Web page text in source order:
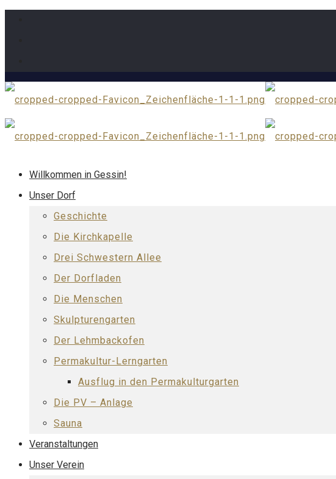
Willkommen in Gessin!
Unser Dorf
Geschichte
Die Kirchkapelle
Drei Schwestern Allee
Der Dorfladen
Die Menschen
Skulpturengarten
Der Lehmbackofen
Permakultur-Lerngarten
Ausflug in den Permakulturgarten
Die PV – Anlage
Sauna
Veranstaltungen
Unser Verein